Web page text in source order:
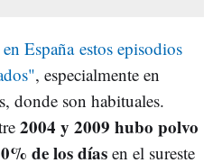
en España estos episodios
, especialmente en
donde son habituales.
2004 y 2009 hubo polvo
de los días en el sureste